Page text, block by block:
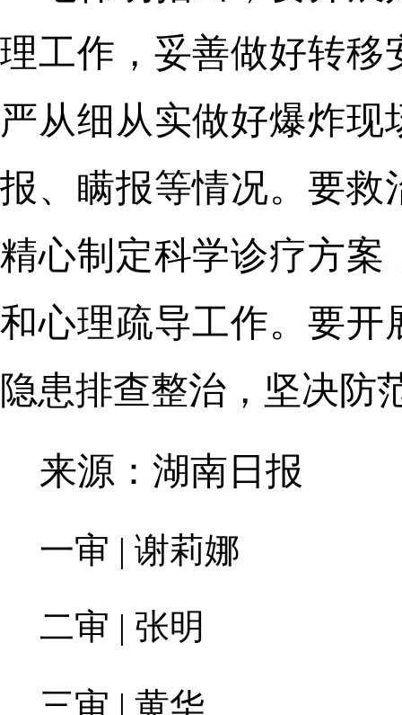
理工作，妥善做好转移
严从细从实做好爆炸
报、瞒报等情况。要救
精心制定科学诊疗方案
和心理疏导工作。要开
隐患排查整治，坚决防
来源：湖南日报
一审 | 谢莉娜
二审 | 张明
三审 | 黄华